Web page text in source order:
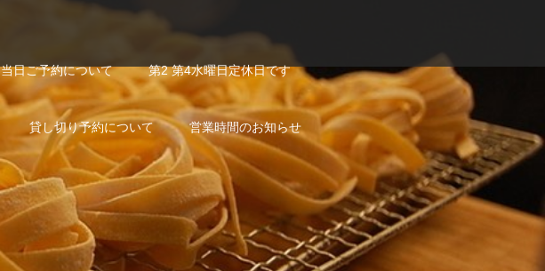
当日ご予約について 第2 第4水曜日定休日です
貸し切り予約について 営業時間のお知らせ